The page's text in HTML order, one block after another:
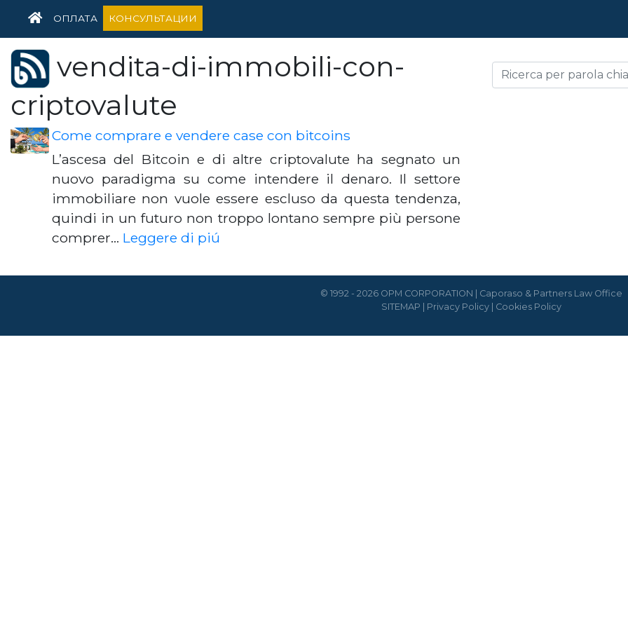
HOME
ОПЛАТА КОНСУЛЬТАЦИИ
vendita-di-immobili-con-
criptovalute
Come comprare e vendere case con bitcoins
L’ascesa del Bitcoin e di altre criptovalute ha segnato un
nuovo paradigma su come intendere il denaro. Il settore
immobiliare non vuole essere escluso da questa tendenza,
quindi in un futuro non troppo lontano sempre più persone
comprer… Leggere di piú
© 1992 - 2026 OPM CORPORATION | Caporaso & Partners Law Office
SITEMAP
Privacy Policy| Cookies Policy